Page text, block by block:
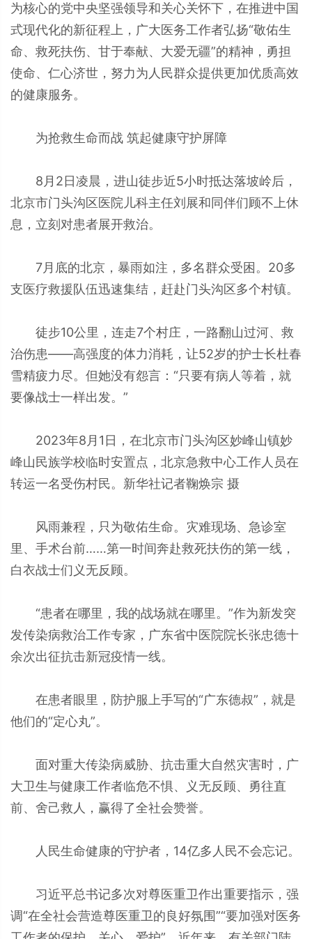
为核心的党中央坚强领导和关心关怀下，在推进中国
式现代化的新征程上，广大医务工作者弘扬“敬佑生
命、救死扶伤、甘于奉献、大爱无疆”的精神，勇担
使命、仁心济世，努力为人民群众提供更加优质高效
的健康服务。
为抢救生命而战 筑起健康守护屏障
8月2日凌晨，进山徒步近5小时抵达落坡岭后，
北京市门头沟区医院儿科主任刘展和同伴们顾不上休
息，立刻对患者展开救治。
7月底的北京，暴雨如注，多名群众受困。20多
支医疗救援队伍迅速集结，赶赴门头沟区多个村镇。
徒步10公里，连走7个村庄，一路翻山过河、救
治伤患——高强度的体力消耗，让52岁的护士长杜春
雪精疲力尽。但她没有怨言：“只要有病人等着，就
要像战士一样出发。”
2023年8月1日，在北京市门头沟区妙峰山镇妙
峰山民族学校临时安置点，北京急救中心工作人员在
转运一名受伤村民。新华社记者鞠焕宗 摄
风雨兼程，只为敬佑生命。灾难现场、急诊室
里、手术台前……第一时间奔赴救死扶伤的第一线，
白衣战士们义无反顾。
“患者在哪里，我的战场就在哪里。”作为新发突
发传染病救治工作专家，广东省中医院院长张忠德十
余次出征抗击新冠疫情一线。
在患者眼里，防护服上手写的“广东德叔”，就是
他们的“定心丸”。
面对重大传染病威胁、抗击重大自然灾害时，广
大卫生与健康工作者临危不惧、义无反顾、勇往直
前、舍己救人，赢得了全社会赞誉。
人民生命健康的守护者，14亿多人民不会忘记。
习近平总书记多次对尊医重卫作出重要指示，强
调“在全社会营造尊医重卫的良好氛围”“要加强对医务